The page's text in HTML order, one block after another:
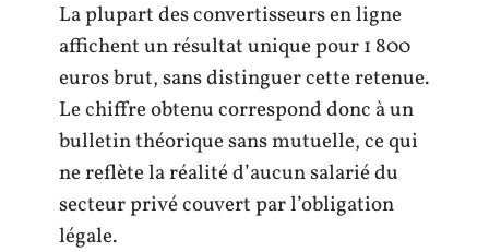
La plupart des convertisseurs en ligne
affichent un résultat unique pour 1 800
euros brut, sans distinguer cette retenue.
Le chiffre obtenu correspond donc à un
bulletin théorique sans mutuelle, ce qui
ne reflète la réalité d’aucun salarié du
secteur privé couvert par l’obligation
légale.